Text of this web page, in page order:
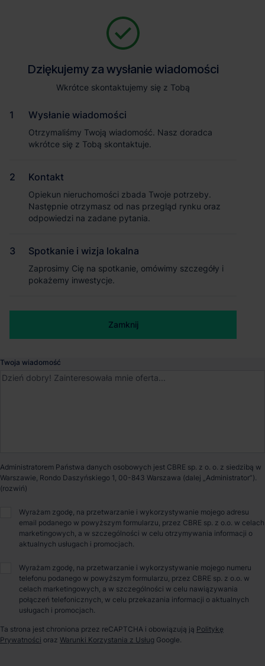
Magazyn Panattoni Park Iłowa II
Iłowa , Lubuskie
Opiekun nieruchomości
Marcin Janik
Dostępność
O parku
Panattoni Park Iłowa II to projekt deweloperski znajdujący się
na trasie komunikacyjnej zapewniając doskonałą komunikację z
z możliwością modernizacji do wymagań zakładów
produkcyjnych różnych branż.
Dziękujemy za wysłanie wiadomości
Wkrótce skontaktujemy się z Tobą
Wysłanie wiadomości
Otrzymaliśmy Twoją wiadomość. Nasz doradca
wkrótce się z Tobą skontaktuje.
Kontakt
Opiekun nieruchomości zbada Twoje potrzeby.
Następnie otrzymasz od nas przegląd rynku oraz
odpowiedzi na zadane pytania.
Spotkanie i wizja lokalna
Zaprosimy Cię na spotkanie, omówimy szczegóły i
pokażemy inwestycje.
Zamknij
Jesteśmy tu, żeby Ci pomóc. Niezależnie od tego, na jakim etapie
pomożemy Ci wybrać najlepszą ofertę. Napisz do nas!
Imię i nazwisko
Nazwa firmy
Email służbowy
Twoja wiadomość
Administratorem Państwa danych osobowych jest CBRE sp. z o. o. z siedzibą w
Warszawie, Rondo Daszyńskiego 1, 00-843 Warszawa (dalej „Administrator”).
Wyrażam zgodę, na przetwarzanie i wykorzystywanie mojego adresu
email podanego w powyższym formularzu, przez CBRE sp. z o.o. w celach
marketingowych, a w szczególności w celu otrzymywania informacji o
aktualnych usługach i promocjach.
Wyrażam zgodę, na przetwarzanie i wykorzystywanie mojego numeru
telefonu podanego w powyższym formularzu, przez CBRE sp. z o.o. w
celach marketingowych, a w szczególności w celu nawiązywania
połączeń telefonicznych, w celu przekazania informacji o aktualnych
usługach i promocjach.
Ta strona jest chroniona przez reCAPTCHA i obowiązują ją Politykę
Prywatności oraz Warunki Korzystania z Usług Google.
Dziękujemy za wysłanie wiadomości
Wkrótce skontaktujemy się z Tobą
Wysłanie wiadomości
Otrzymaliśmy Twoją wiadomość. Nasz doradca
wkrótce się z Tobą skontaktuje.
Kontakt
Opiekun nieruchomości zbada Twoje potrzeby.
Następnie otrzymasz od nas przegląd rynku oraz
odpowiedzi na zadane pytania.
Spotkanie i wizja lokalna
Zaprosimy Cię na spotkanie, omówimy szczegóły i
pokażemy inwestycje.
Zamknij